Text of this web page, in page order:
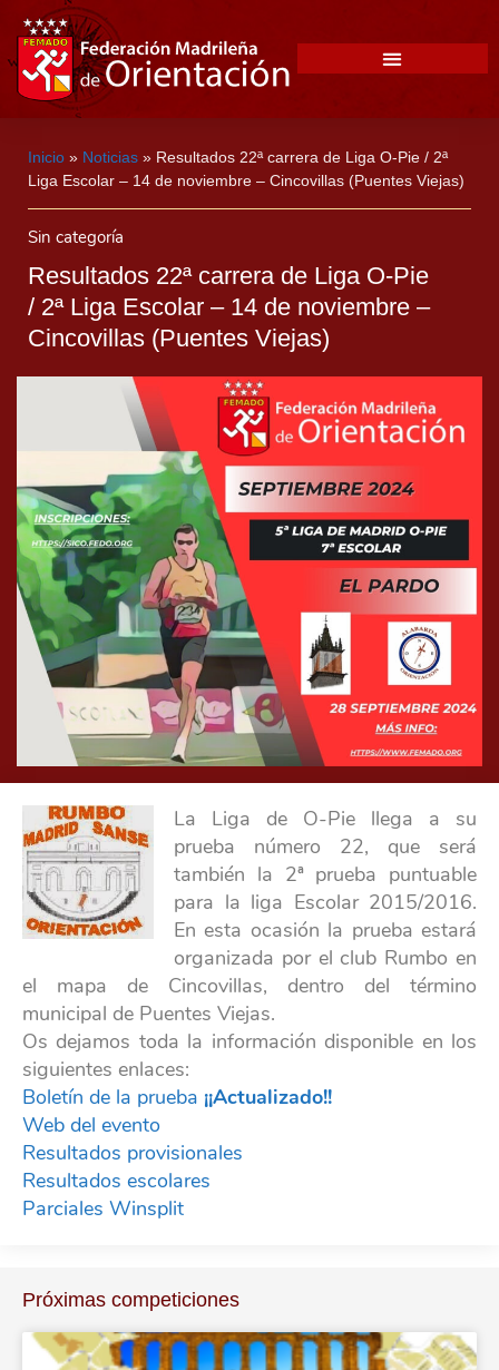
Inicio » Noticias » Resultados 22ª carrera de Liga O-Pie / 2ª
Liga Escolar – 14 de noviembre – Cincovillas (Puentes Viejas)
Sin categoría
Resultados 22ª carrera de Liga O-Pie
/ 2ª Liga Escolar – 14 de noviembre –
Cincovillas (Puentes Viejas)
La Liga de O-Pie llega a su
prueba número 22, que será
también la 2ª prueba puntuable
para la liga Escolar 2015/2016.
En esta ocasión la prueba estará
organizada por el club Rumbo en
el mapa de Cincovillas, dentro del término
municipal de Puentes Viejas.
Os dejamos toda la información disponible en los
siguientes enlaces:
Boletín de la prueba ¡¡Actualizado!!
Web del evento
Resultados provisionales
Resultados escolares
Parciales Winsplit
Próximas competiciones